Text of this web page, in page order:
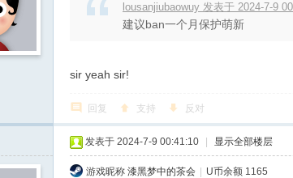
lousanjiubaowuy 发表于 2024-7-9
建议ban一个月保护萌新
sir yeah sir!
回复 支持 反对
发表于 2024-7-9 00:41:10 显示全部楼层
游戏昵称 漆黑梦中的茶会 U币余额 1165